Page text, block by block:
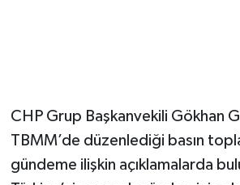
CHP Grup Başkanvekili Gökhan
TBMM’de düzenlediği basın
gündeme ilişkin açıklamalarda